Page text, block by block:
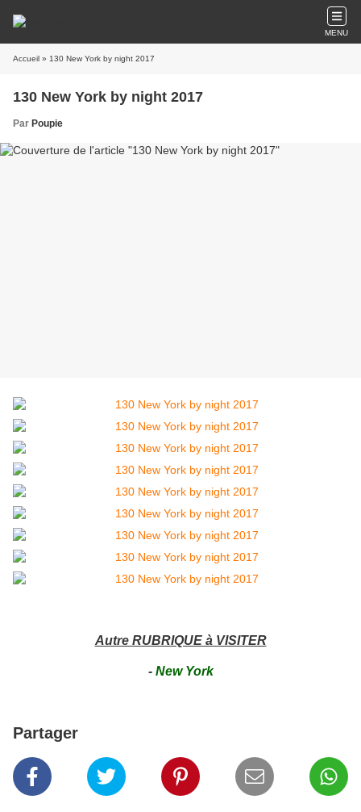
MENU
Accueil » 130 New York by night 2017
130 New York by night 2017
Par Poupie
Autre RUBRIQUE à VISITER
-New York
Partager